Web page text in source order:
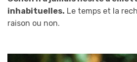
inhabituelles. Le temps et la
raison ou non.